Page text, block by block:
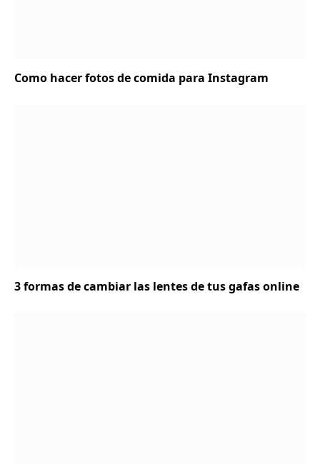
Como hacer fotos de comida para Instagram
3 formas de cambiar las lentes de tus gafas online